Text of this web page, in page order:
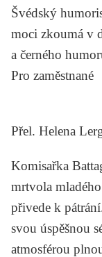
Švédský
moci zkoumá v
a černého
Pro zaměstnané
Přel. Helena
Komisařka
mrtvola
přivede k
svou úspěšnou
atmosférou